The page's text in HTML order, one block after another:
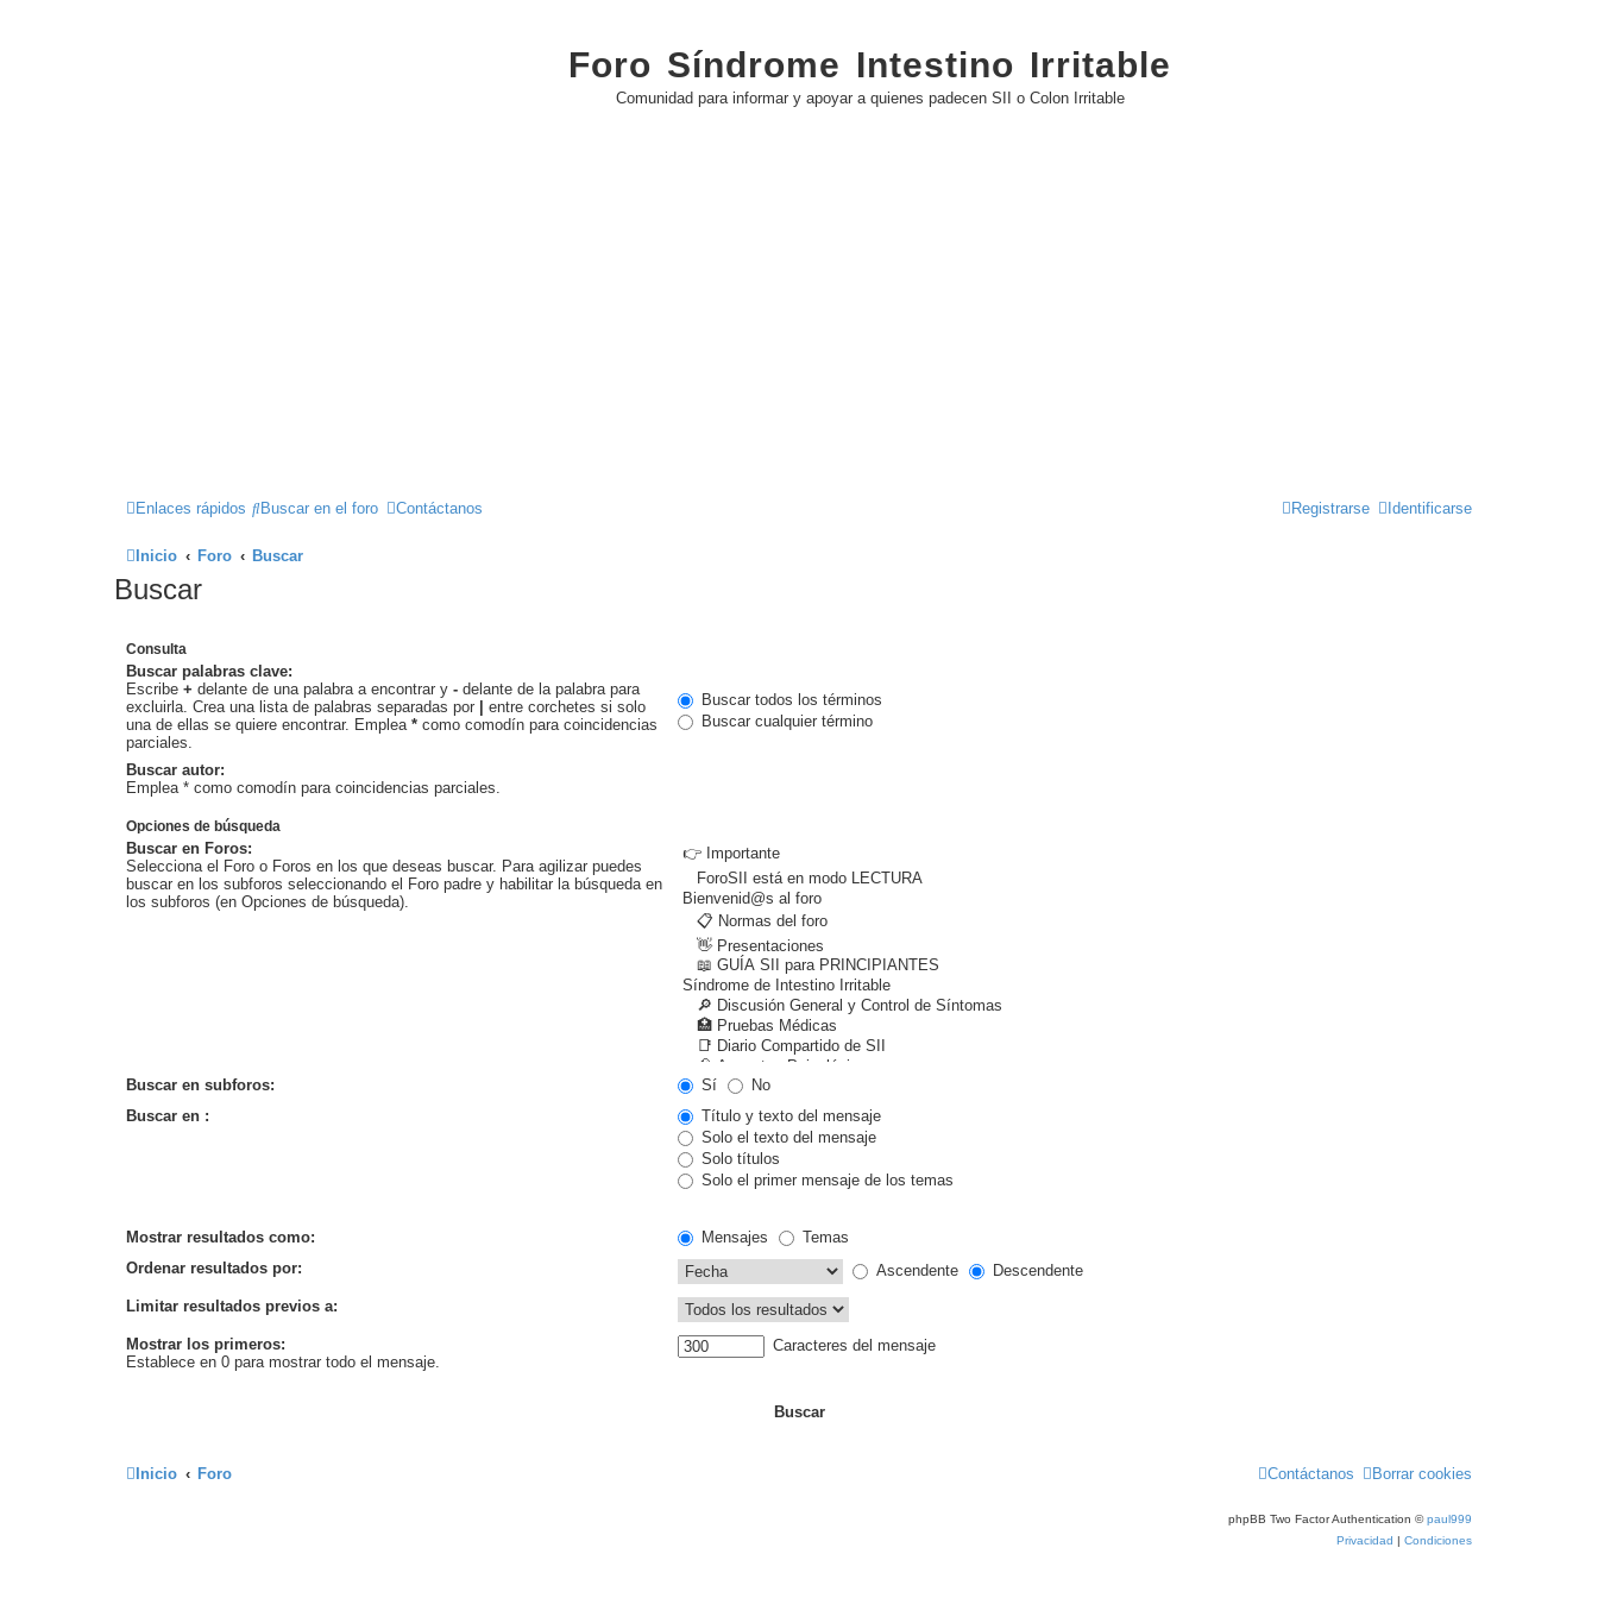
Foro Síndrome Intestino Irritable
Comunidad para informar y apoyar a quienes padecen SII o Colon Irritable
Enlaces rápidos Buscar en el foro Contáctanos Identificarse
Registrarse
Inicio Foro Buscar
Buscar
Consulta
Buscar palabras clave:
Escribe + delante de una palabra a encontrar y - delante de la palabra para
excluirla. Crea una lista de palabras separadas por
entre corchetes si solo
una de ellas se quiere encontrar. Emplea * como comodín para coincidencias
parciales.
Buscar todos los términos
Buscar cualquier término
Buscar autor:
Emplea * como comodín para coincidencias parciales.
Opciones de búsqueda
Buscar en Foros:
Selecciona el Foro o Foros en los que deseas buscar. Para agilizar puedes
buscar en los subforos seleccionando el Foro padre y habilitar la búsqueda en
los subforos (en Opciones de búsqueda).
Buscar en subforos: Sí
No
Buscar en :
Título y texto del mensaje
Solo el texto del mensaje
Solo títulos
Solo el primer mensaje de los temas
Mostrar resultados como: Mensajes
Temas
Ordenar resultados por:
Ascendente Descendente
Limitar resultados previos a:
Mostrar los primeros:
Establece en 0 para mostrar todo el mensaje.
Caracteres del mensaje
Inicio Foro Borrar cookies
Contáctanos
phpBB Two Factor Authentication ©paul999
Privacidad | Condiciones